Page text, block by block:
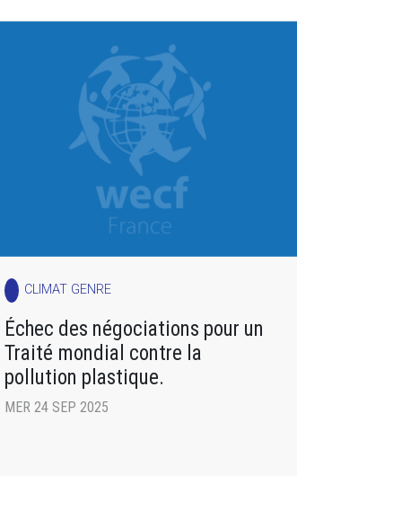
CLIMAT GENRE
Échec des négociations pour un
Traité mondial contre la
pollution plastique.
MER 24 SEP 2025